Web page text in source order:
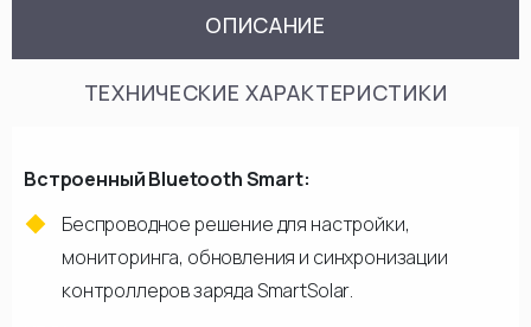
ОПИСАНИЕ
ТЕХНИЧЕСКИЕ ХАРАКТЕРИСТИКИ
Встроенный Bluetooth Smart:
Беспроводное решение для настройки,
мониторинга, обновления и синхронизации
контроллеров заряда SmartSolar.